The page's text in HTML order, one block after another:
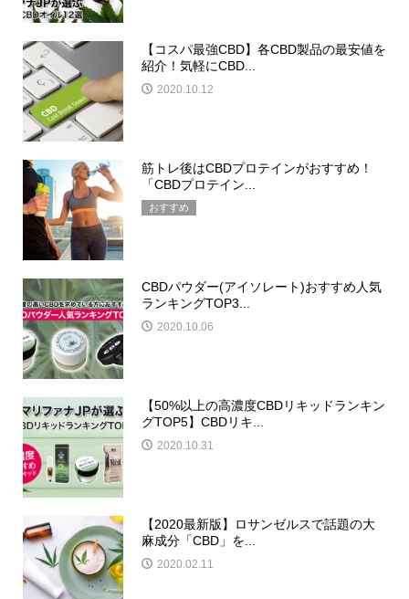
【コスパ最強CBD】各CBD製品の最安値を
紹介！気軽にCBD...
2020.10.12
筋トレ後はCBDプロテインがおすすめ！
「CBDプロテイン...
おすすめ
CBDパウダー(アイソレート)おすすめ人気
ランキングTOP3...
2020.10.06
【50%以上の高濃度CBDリキッドランキン
グTOP5】CBDリキ...
2020.10.31
【2020最新版】ロサンゼルスで話題の大
麻成分「CBD」を...
2020.02.11